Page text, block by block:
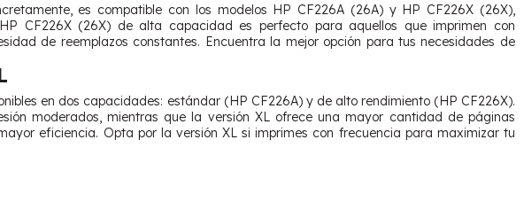
es compatible con los modelos HP CF226A (26A) y HP CF226X (26X),
CF226X (26X) de alta capacidad es perfecto para aquellos que imprimen con
de reemplazos constantes. Encuentra la mejor opción para tus necesidades de
en dos capacidades: estándar (HP CF226A) y de alto rendimiento (HP CF226X).
moderados, mientras que la versión XL ofrece una mayor cantidad de páginas
eficiencia. Opta por la versión XL si imprimes con frecuencia para maximizar tu